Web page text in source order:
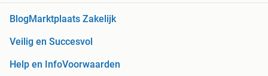
BlogMarktplaats Zakelijk
Veilig en Succesvol
Help en InfoVoorwaarden